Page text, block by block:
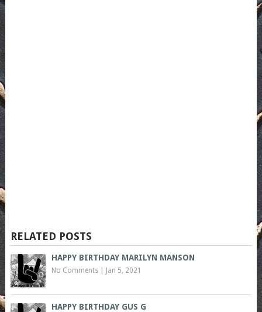
RELATED POSTS
HAPPY BIRTHDAY MARILYN MANSON
No Comments| Jan 5, 2021
HAPPY BIRTHDAY GUS G